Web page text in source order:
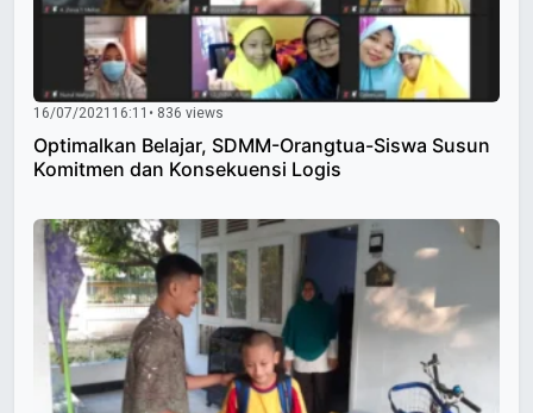
16/07/2021 16:11 • 836 views
Optimalkan Belajar, SDMM-Orangtua-Siswa Susun
Komitmen dan Konsekuensi Logis